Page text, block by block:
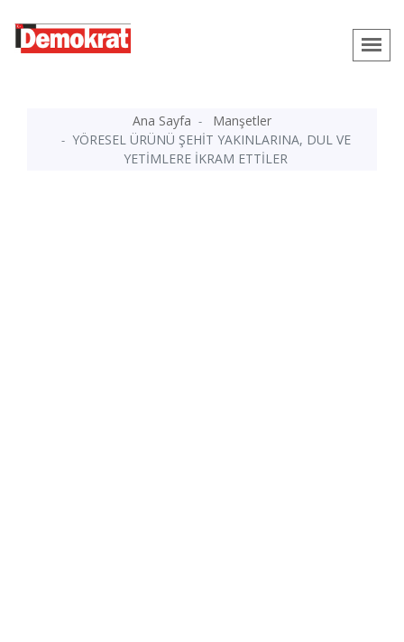
Ana Sayfa
Manşetler
YÖRESEL ÜRÜNÜ ŞEHİT YAKINLARINA, DUL VE
YETİMLERE İKRAM ETTİLER